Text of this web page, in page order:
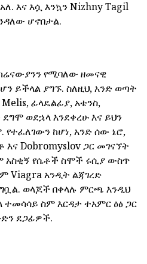
እና እሷ እንኳን Nizhny Tagil
ሆኖበታል.
የሚባለው ዘመናዊ
ይችላል ያግኙ. ስለዚህ, አንድ ወጣት
ፊላዴልፊያ, አቴንስ,
ወደኋላ እንደቀረሁ እና ይህን
ከሆነ, አንድ ሰው ኔሮ,
እና Dobromyslov ጋር መገናኘት
አስቂኝ የሴቶች ስሞች ሩሲያ ውስጥ
Viagra አንዲት ልጃገረድ
ወላጆች በቀላሉ ምርጫ እንዲህ
ተመሳሳይ ስም እርዳታ ተአምር ዕፅ ጋር
ደጋፊዎች.